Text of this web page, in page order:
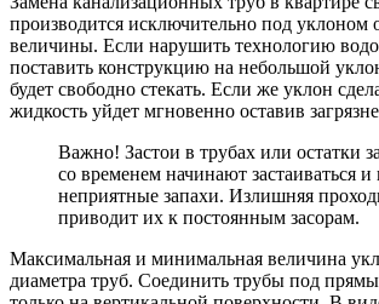
производится исключительно под уклоном
величины. Если нарушить технологию
поставить конструкцию на небольшой
будет свободно стекать. Если же уклон
жидкость уйдет мгновенно оставив
Важно! Застои в трубах или остатки
со временем начинают застаиваться и
неприятные запахи. Излишняя
приводит их к постоянным засорам.
Максимальная и минимальная величина
диаметра труб. Соединить трубы под